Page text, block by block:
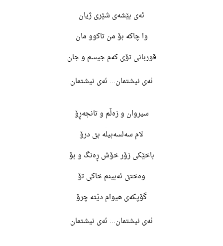
ئەی بێشەی شێری ژیان
وا چاکە بۆ من تاکوو مان
قوربانی تۆی کەم جیسم و جان
ئەی نیشتمان... ئەی نیشتمان
سیروان و زەڵم و تانجەڕۆ
لام سەلسەبیلە بێ درۆ
باخێکی زۆر خۆش ڕەنگ و بۆ
وەختێ ئەبینم خاکی تۆ
گۆپکەی هیوام دێتە چرۆ
ئەی نیشتمان... ئەی نیشتمان